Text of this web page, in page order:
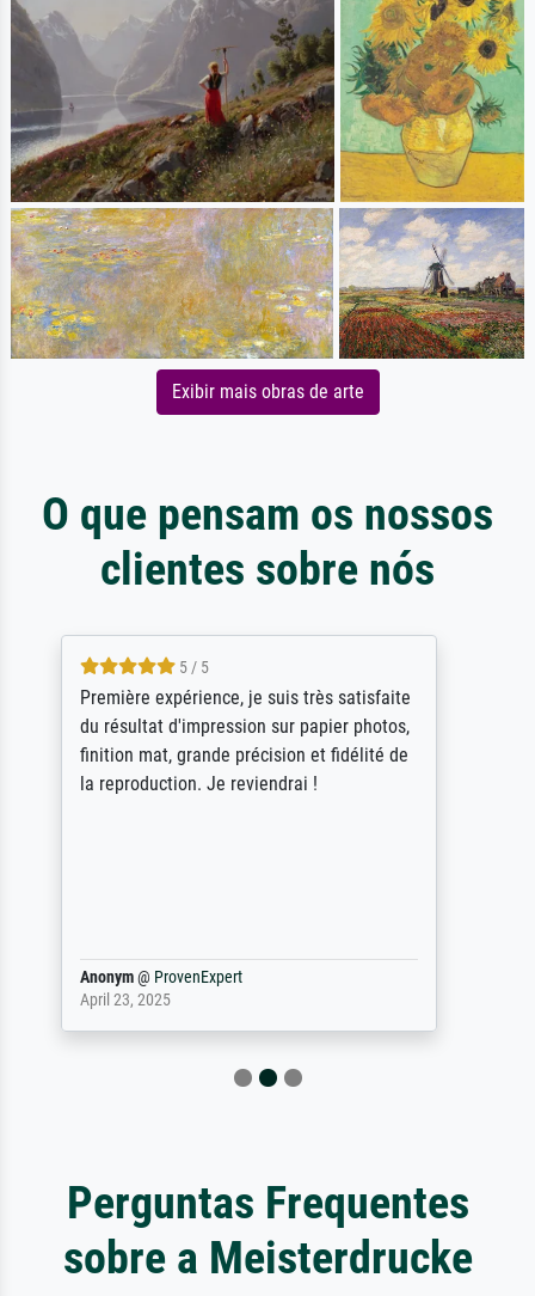
Exibir mais obras de arte
O que pensam os nossos
clientes sobre nós
4.5 / 5
ik beoordeel Meisterdrucke zeer positief.
Door de 69505 beschikbare kunstenaars
scrollen is echter onbegonnen werk (na
stoppen begint het weer van voor af aan).
philip@ProvenExpert
September 23, 2025
Perguntas Frequentes
sobre a Meisterdrucke